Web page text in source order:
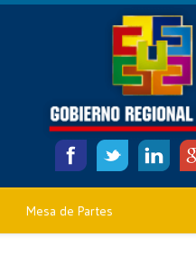
Mesa de Partes